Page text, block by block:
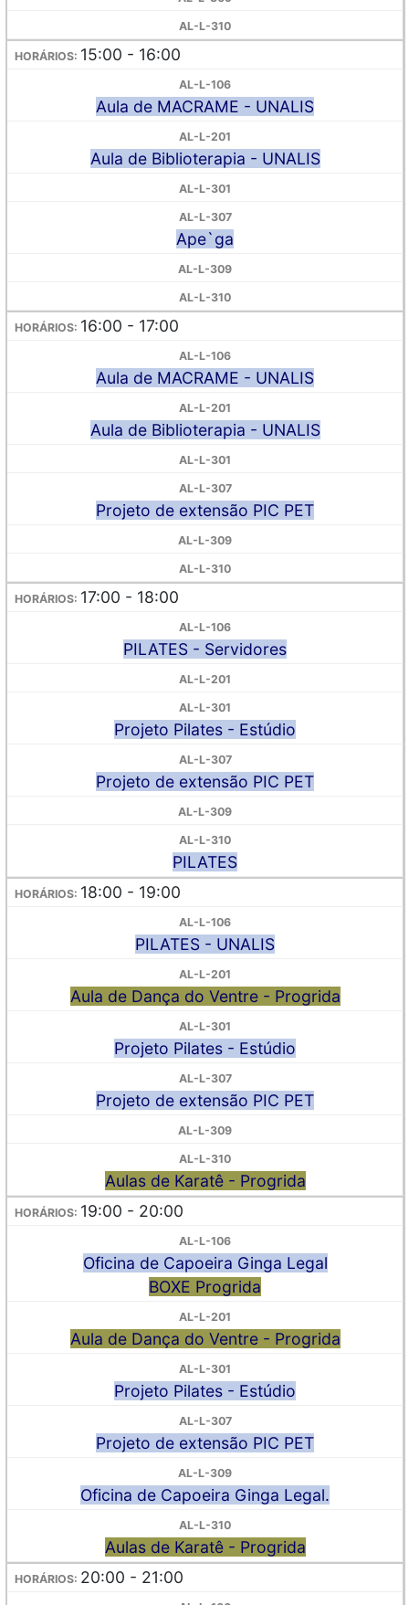
15:00 - 16:00
Aula de MACRAME - UNALIS
Aula de Biblioterapia - UNALIS
Ape`ga
16:00 - 17:00
Aula de MACRAME - UNALIS
Aula de Biblioterapia - UNALIS
Projeto de extensão PIC PET
17:00 - 18:00
PILATES - Servidores
Projeto Pilates - Estúdio
Projeto de extensão PIC PET
PILATES
18:00 - 19:00
PILATES - UNALIS
Aula de Dança do Ventre - Progrida
Projeto Pilates - Estúdio
Projeto de extensão PIC PET
Aulas de Karatê - Progrida
19:00 - 20:00
Oficina de Capoeira Ginga Legal
BOXE Progrida
Aula de Dança do Ventre - Progrida
Projeto Pilates - Estúdio
Projeto de extensão PIC PET
Oficina de Capoeira Ginga Legal.
Aulas de Karatê - Progrida
20:00 - 21:00